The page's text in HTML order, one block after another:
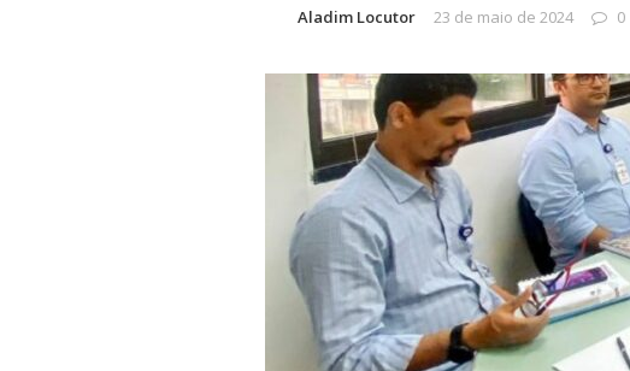
Aladim Locutor 23 de maio de 2024 0